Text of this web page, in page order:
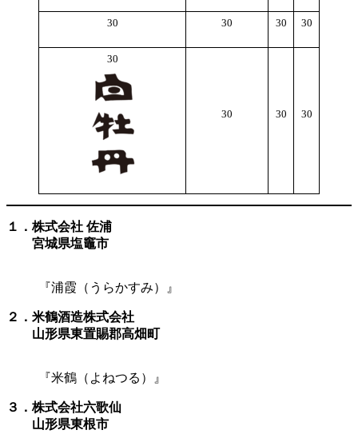
30 30 30 30
30
30 30 30
１．株式会社 佐浦
宮城県塩竈市
『浦霞（うらかすみ）』
２．米鶴酒造株式会社
山形県東置賜郡高畑町
『米鶴（よねつる）』
３．株式会社六歌仙
山形県東根市